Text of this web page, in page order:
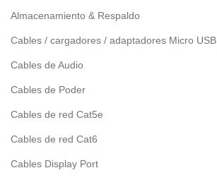
Almacenamiento & Respaldo
Cables / cargadores / adaptadores Micro USB
Cables de Audio
Cables de Poder
Cables de red Cat5e
Cables de red Cat6
Cables Display Port